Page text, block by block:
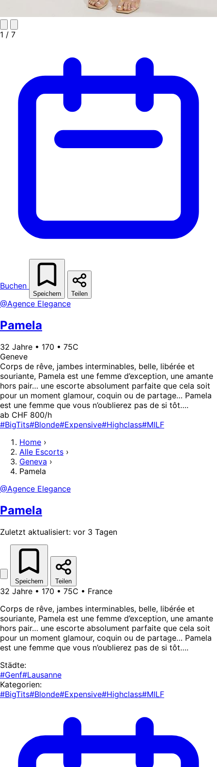
1 / 7
Buchen
Speichern Teilen
@Agence Elegance
Pamela
32 Jahre • 170 • 75C
Geneve
Corps de rêve, jambes interminables, belle, libérée et
souriante, Pamela est une femme d’exception, une amante
hors pair… une escorte absolument parfaite que cela soit
pour un moment glamour, coquin ou de partage… Pamela
est une femme que vous n’oublierez pas de si tôt….
ab CHF 800/h
#BigTits#Blonde#Expensive#Highclass#MILF
Home ›
Alle Escorts ›
Geneva ›
Pamela
@Agence Elegance
Pamela
Zuletzt aktualisiert: vor 3 Tagen
Speichern Teilen
32 Jahre • 170 • 75C • France
Corps de rêve, jambes interminables, belle, libérée et
souriante, Pamela est une femme d’exception, une amante
hors pair… une escorte absolument parfaite que cela soit
pour un moment glamour, coquin ou de partage… Pamela
est une femme que vous n’oublierez pas de si tôt….
Städte:
#Genf#Lausanne
Kategorien:
#BigTits#Blonde#Expensive#Highclass#MILF